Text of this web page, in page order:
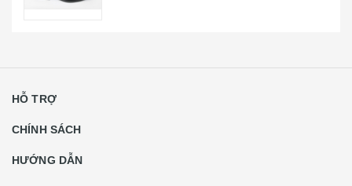
HỖ TRỢ
CHÍNH SÁCH
HƯỚNG DẪN